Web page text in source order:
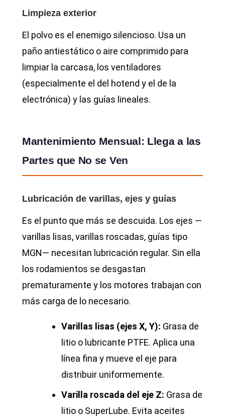
Limpieza exterior
El polvo es el enemigo silencioso. Usa un
paño antiestático o aire comprimido para
limpiar la carcasa, los ventiladores
(especialmente el del hotend y el de la
electrónica) y las guías lineales.
Mantenimiento Mensual: Llega a las
Partes que No se Ven
Lubricación de varillas, ejes y guías
Es el punto que más se descuida. Los ejes —
varillas lisas, varillas roscadas, guías tipo
MGN— necesitan lubricación regular. Sin ella
los rodamientos se desgastan
prematuramente y los motores trabajan con
más carga de lo necesario.
Varillas lisas (ejes X, Y): Grasa de
litio o lubricante PTFE. Aplica una
línea fina y mueve el eje para
distribuir uniformemente.
Varilla roscada del eje Z: Grasa de
litio o SuperLube. Evita aceites